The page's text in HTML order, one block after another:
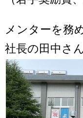
メンターを務
社長の田中さ